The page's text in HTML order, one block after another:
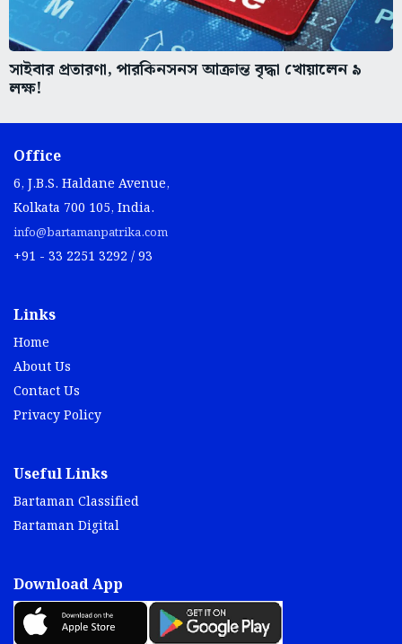
সাইবার প্রতারণা, পারকিনসনস আক্রান্ত বৃদ্ধা খোয়ালেন ৯
লক্ষ!
Office
6, J.B.S. Haldane Avenue,
Kolkata 700 105, India.
info@bartamanpatrika.com
+91 - 33 2251 3292 / 93
Links
Home
About Us
Contact Us
Privacy Policy
Useful Links
Bartaman Classified
Bartaman Digital
Download App